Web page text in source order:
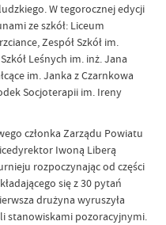
W tegorocznej edycji
ze szkół: Liceum
Zespół Szkół im.
Leśnych im. inż. Jana
im. Janka z Czarnkowa
Socjoterapii im. Ireny
członka Zarządu Powiatu
Iwoną Liberą
rozpoczynając od części
się z 30 pytań
drużyna wyruszyła
stanowiskami pozoracyjnymi.